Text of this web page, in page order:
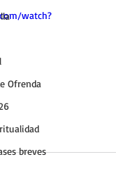
Ofrenda
breves
watch?